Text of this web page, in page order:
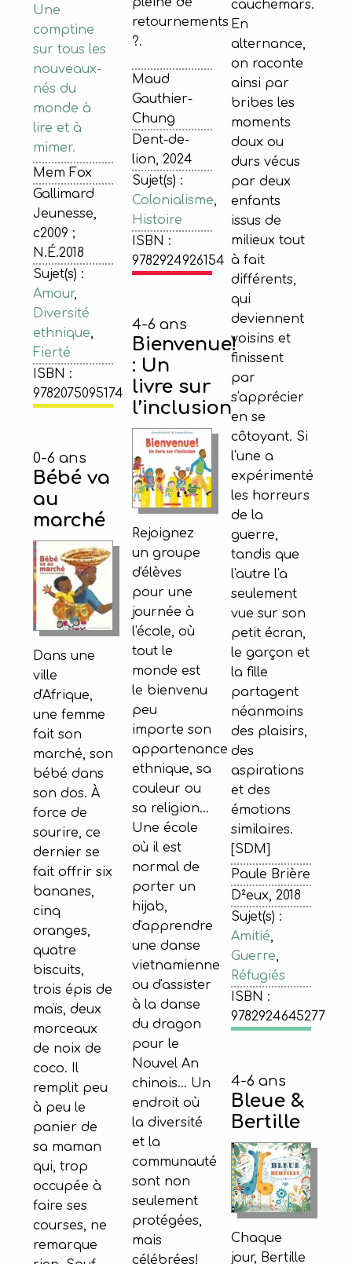
Une
comptine
sur tous les
nouveaux-
nés du
monde à
lire et à
mimer.
Mem Fox
Gallimard
Jeunesse,
c2009 ;
N.É.2018
Sujet(s) :
Amour,
Diversité
ethnique,
Fierté
ISBN :
9782075095174
retournements
?.
Maud
Gauthier-
Chung
Dent-de-
lion, 2024
Sujet(s) :
Colonialisme,
Histoire
ISBN :
9782924926154
cauchemars.
En
alternance,
on raconte
ainsi par
bribes les
moments
doux ou
durs vécus
par deux
enfants
issus de
milieux tout
à fait
différents,
qui
deviennent
voisins et
finissent
par
s'apprécier
en se
côtoyant. Si
l'une a
expérimenté
les horreurs
de la
guerre,
tandis que
l'autre l'a
seulement
vue sur son
petit écran,
le garçon et
la fille
partagent
néanmoins
des plaisirs,
des
aspirations
et des
émotions
similaires.
[SDM]
Paule Brière
D²eux, 2018
Sujet(s) :
Amitié,
Guerre,
Réfugiés
ISBN :
9782924645277
0-6 ans
Bébé va
au
marché
Dans une
ville
d'Afrique,
une femme
fait son
marché, son
bébé dans
son dos. À
force de
sourire, ce
dernier se
fait offrir six
bananes,
cinq
oranges,
quatre
biscuits,
trois épis de
maïs, deux
morceaux
de noix de
coco. Il
remplit peu
à peu le
panier de
sa maman
qui, trop
occupée à
faire ses
courses, ne
remarque
4-6 ans
Bienvenue!
: Un
livre sur
l’inclusion
Rejoignez
un groupe
d'élèves
pour une
journée à
l'école, où
tout le
monde est
le bienvenu
peu
importe son
appartenance
ethnique, sa
couleur ou
sa religion…
Une école
où il est
normal de
porter un
hijab,
d'apprendre
une danse
vietnamienne
ou d'assister
à la danse
du dragon
pour le
Nouvel An
chinois… Un
endroit où
la diversité
et la
communauté
sont non
seulement
protégées,
mais
célébrées!
4-6 ans
Bleue &
Bertille
Chaque
jour, Bertille